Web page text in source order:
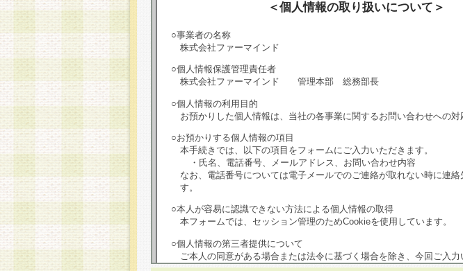
＜個人情報の取り扱いについて＞
○事業者の名称
株式会社ファーマインド
○個人情報保護管理責任者
株式会社ファーマインド 管理本部 総務部長
○個人情報の利用目的
お預かりした個人情報は、当社の各事業に関するお問い合わせへの対
○お預かりする個人情報の項目
本手続きでは、以下の項目をフォームにご入力いただきます。
・氏名、電話番号、メールアドレス、お問い合わせ内容
なお、電話番号については電子メールでのご連絡が取れない時に連絡
す。
○本人が容易に認識できない方法による個人情報の取得
本フォームでは、セッション管理のためCookieを使用しています。
○個人情報の第三者提供について
ご本人の同意がある場合または法令に基づく場合を除き、今回ご入
は第三者に提供しません。